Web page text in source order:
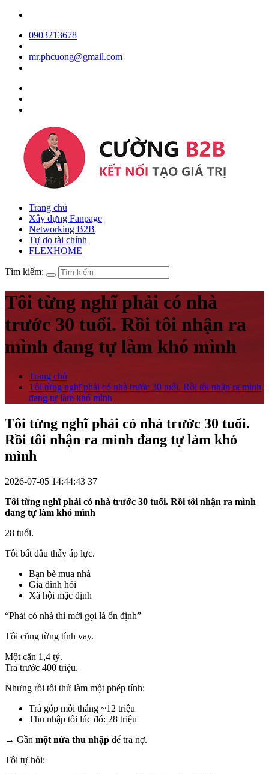
0903213678
mr.phcuong@gmail.com
Trang chủ
Xây dựng Fanpage
Networking B2B
Tự do tài chính
FLEXHOME
Tìm kiếm:
Tôi từng nghĩ phải có nhà
trước 30 tuổi. Rồi tôi nhận ra
mình đang tự làm khó mình
Trang chủ
Tôi từng nghĩ phải có nhà trước 30 tuổi. Rồi tôi nhận ra mình
đang tự làm khó mình
Tôi từng nghĩ phải có nhà trước 30 tuổi.
Rồi tôi nhận ra mình đang tự làm khó
mình
2026-07-05 14:44:43 37
Tôi từng nghĩ phải có nhà trước 30 tuổi. Rồi tôi nhận ra mình
đang tự làm khó mình
28 tuổi.
Tôi bắt đầu thấy áp lực.
Bạn bè mua nhà
Gia đình hỏi
Xã hội mặc định
“Phải có nhà thì mới gọi là ổn định”
Tôi cũng từng tính vay.
Một căn 1,4 tỷ.
Trả trước 400 triệu.
Nhưng rồi tôi thử làm một phép tính:
Trả góp mỗi tháng ~12 triệu
Thu nhập tôi lúc đó: 28 triệu
→ Gần một nửa thu nhập để trả nợ.
Tôi tự hỏi: